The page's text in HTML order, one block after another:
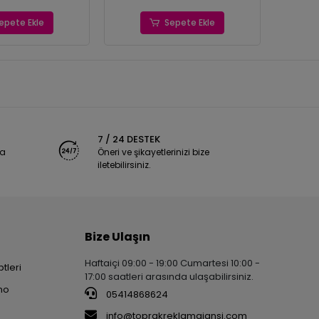
Ekle Sepete Ekle
7 / 24 DESTEK
Öneri ve şikayetlerinizi bize
iletebilirsiniz.
Bize Ulaşın
Haftaiçi 09:00 - 19:00 Cumartesi 10:00 -
17:00 saatleri arasında ulaşabilirsiniz.
05414868624
info@toprakreklamajansi.com